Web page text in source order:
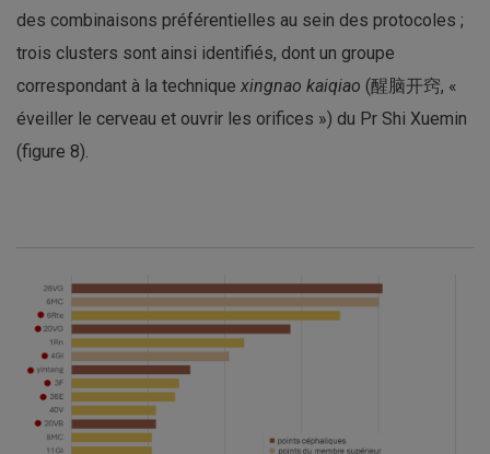
des combinaisons préférentielles au sein des protocoles ;
trois clusters sont ainsi identifiés, dont un groupe
correspondant à la technique xingnao kaiqiao (醒脑开窍, «
éveiller le cerveau et ouvrir les orifices ») du Pr Shi Xuemin
(figure 8).